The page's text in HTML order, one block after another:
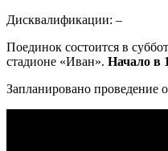
Дисквалификации: –
Поединок состоится в
стадионе «Иван». Начало в
Запланировано проведение